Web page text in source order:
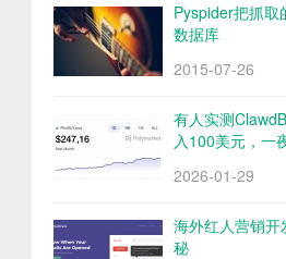
Pyspider把抓取
数据库
2015-07-26
有人实测
入100美元，一
2026-01-29
海外红人营销
秘